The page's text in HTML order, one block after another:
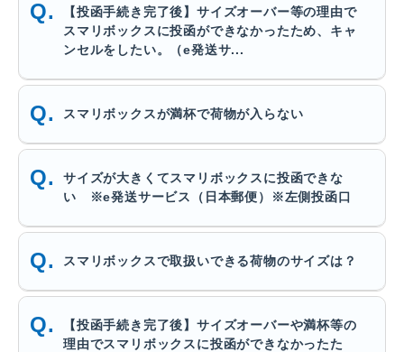
【投函手続き完了後】サイズオーバー等の理由で
スマリボックスに投函ができなかったため、キャ
ンセルをしたい。（e発送サ...
スマリボックスが満杯で荷物が入らない
サイズが大きくてスマリボックスに投函できな
い ※e発送サービス（日本郵便）※左側投函口
スマリボックスで取扱いできる荷物のサイズは？
【投函手続き完了後】サイズオーバーや満杯等の
理由でスマリボックスに投函ができなかったた